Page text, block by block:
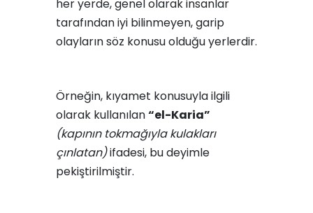
her yerde, genel olarak insanlar
tarafından iyi bilinmeyen, garip
olayların söz konusu olduğu yerlerdir.
Örneğin, kıyamet konusuyla ilgili
olarak kullanılan“el-Karia”
(kapının tokmağıyla kulakları
çınlatan)ifadesi, bu deyimle
pekiştirilmiştir.